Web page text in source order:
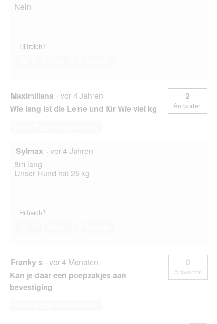
Nein
Hilfreich?
Maximiliana · vor 4 Jahren
Wie lang ist die Leine und für Wie viel kg
2
Antworten
Sylmax · vor 4 Jahren
8m lang
Unser Hund hat 25 kg
Hilfreich?
Franky s · vor 4 Monaten
Kan je daar een poepzakjes aan
bevestiging
0
Antworten